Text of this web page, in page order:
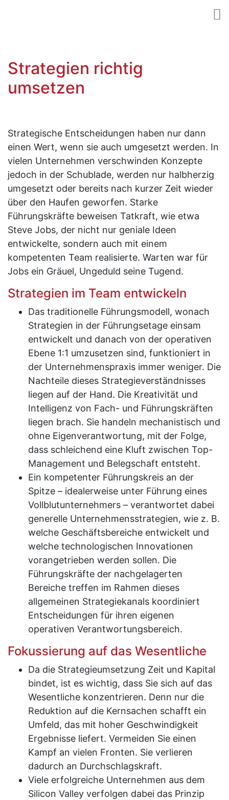
Strategien richtig
umsetzen
Strategische Entscheidungen haben nur dann
einen Wert, wenn sie auch umgesetzt werden. In
vielen Unternehmen verschwinden Konzepte
jedoch in der Schublade, werden nur halbherzig
umgesetzt oder bereits nach kurzer Zeit wieder
über den Haufen geworfen. Starke
Führungskräfte beweisen Tatkraft, wie etwa
Steve Jobs, der nicht nur geniale Ideen
entwickelte, sondern auch mit einem
kompetenten Team realisierte. Warten war für
Jobs ein Gräuel, Ungeduld seine Tugend.
Strategien im Team entwickeln
Das traditionelle Führungsmodell, wonach
Strategien in der Führungsetage einsam
entwickelt und danach von der operativen
Ebene 1:1 umzusetzen sind, funktioniert in
der Unternehmenspraxis immer weniger. Die
Nachteile dieses Strategieverständnisses
liegen auf der Hand. Die Kreativität und
Intelligenz von Fach- und Führungskräften
liegen brach. Sie handeln mechanistisch und
ohne Eigenverantwortung, mit der Folge,
dass schleichend eine Kluft zwischen Top-
Management und Belegschaft entsteht.
Ein kompetenter Führungskreis an der
Spitze – idealerweise unter Führung eines
Vollblutunternehmers – verantwortet dabei
generelle Unternehmensstrategien, wie z. B.
welche Geschäftsbereiche entwickelt und
welche technologischen Innovationen
vorangetrieben werden sollen. Die
Führungskräfte der nachgelagerten
Bereiche treffen im Rahmen dieses
allgemeinen Strategiekanals koordiniert
Entscheidungen für ihren eigenen
operativen Verantwortungsbereich.
Fokussierung auf das Wesentliche
Da die Strategieumsetzung Zeit und Kapital
bindet, ist es wichtig, dass Sie sich auf das
Wesentliche konzentrieren. Denn nur die
Reduktion auf die Kernsachen schafft ein
Umfeld, das mit hoher Geschwindigkeit
Ergebnisse liefert. Vermeiden Sie einen
Kampf an vielen Fronten. Sie verlieren
dadurch an Durchschlagskraft.
Viele erfolgreiche Unternehmen aus dem
Silicon Valley verfolgen dabei das Prinzip